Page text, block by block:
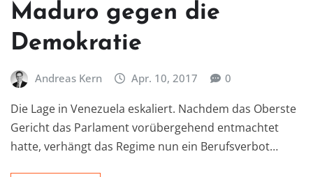
Maduro gegen die
Demokratie
Andreas Kern Apr. 10, 2017 0
Die Lage in Venezuela eskaliert. Nachdem das Oberste
Gericht das Parlament vorübergehend entmachtet
hatte, verhängt das Regime nun ein Berufsverbot…